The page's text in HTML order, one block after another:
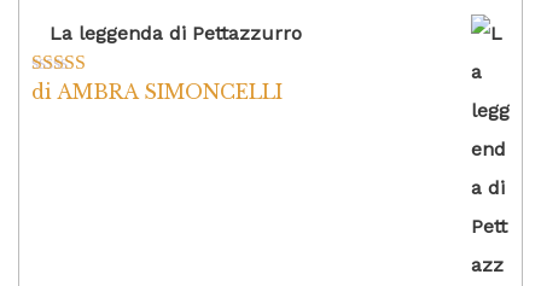
La leggenda di Pettazzurro
Valutato5su
di AMBRA SIMONCELLI